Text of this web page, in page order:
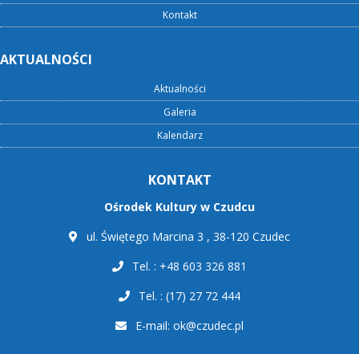
Kontakt
AKTUALNOŚCI
Aktualności
Galeria
Kalendarz
KONTAKT
Ośrodek Kultury w Czudcu
ul. Świętego Marcina 3 , 38-120 Czudec
Tel. : +48 603 326 881
Tel. : (17) 27 72 444
E-mail: ok@czudec.pl